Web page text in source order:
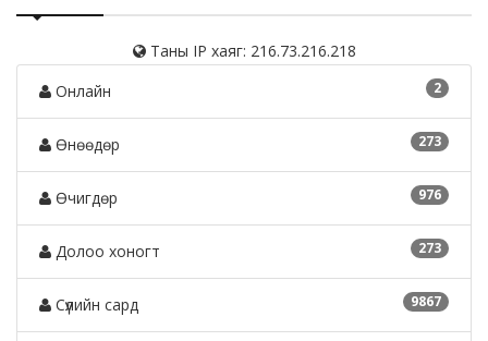
Таны IP хаяг: 216.73.216.218
2
Онлайн
273
Өнөөдөр
976
Өчигдөр
273
Долоо хоногт
9867
Сүүлийн сард